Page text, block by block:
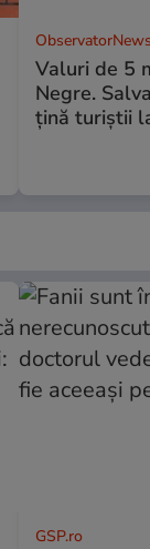
Valuri de 5
Negre.
ţină turiştii
GSP.ro